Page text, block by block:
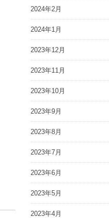
2024年2月
2024年1月
2023年12月
2023年11月
2023年10月
2023年9月
2023年8月
2023年7月
2023年6月
2023年5月
2023年4月